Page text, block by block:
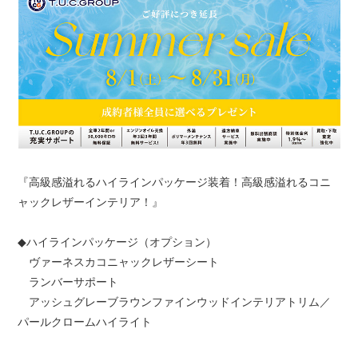
『高級感溢れるハイラインパッケージ装着！高級感溢れるコニ
ャックレザーインテリア！』
◆ハイラインパッケージ（オプション）
ヴァーネスカコニャックレザーシート
ランバーサポート
アッシュグレーブラウンファインウッドインテリアトリム／
パールクロームハイライト